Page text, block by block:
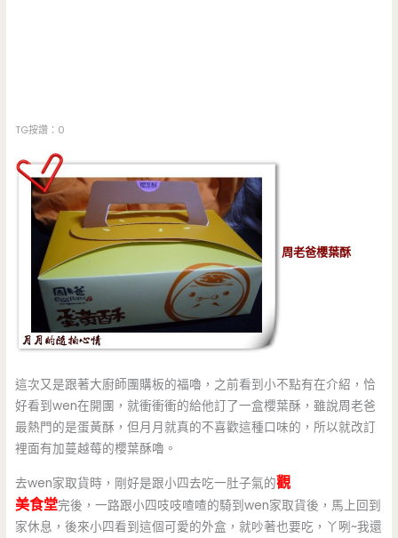
TG按讚：0
周老爸櫻葉酥
這次又是跟著大廚師團購板的福嚕，之前看到小不點有在介紹，恰
好看到wen在開團，就衝衝衝的給他訂了一盒櫻葉酥，雖說周老爸
最熱門的是蛋黃酥，但月月就真的不喜歡這種口味的，所以就改訂
裡面有加蔓越莓的櫻葉酥嚕。
去wen家取貨時，剛好是跟小四去吃一肚子氣的觀
美食堂完後，一路跟小四吱吱喳喳的騎到wen家取貨後，馬上回到
家休息，後來小四看到這個可愛的外盒，就吵著也要吃，丫咧~我還